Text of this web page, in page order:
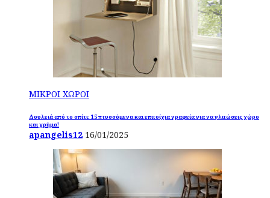
ΜΙΚΡΟΙ ΧΩΡΟΙ
Δουλειά από το σπίτι: 15 πτυσσόμενα και επιτοίχια γραφεία για να γλιτώσεις χώρο
και χρήμα!
apangelis12 16/01/2025